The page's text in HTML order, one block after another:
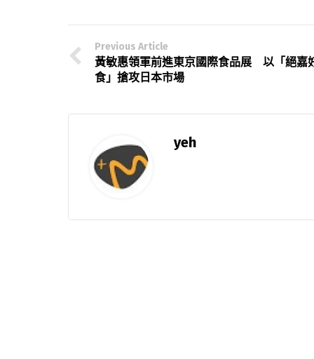
Previous Article
黃敏惠領軍前進東京國際食品展 以「絕嘉
食」搶攻日本市場
yeh